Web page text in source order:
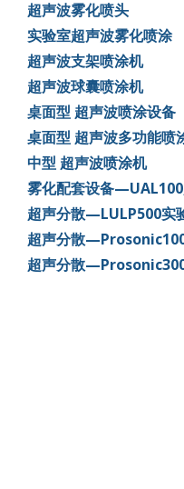
超声波雾化喷头
实验室超声波雾化喷涂
超声波支架喷涂机
超声波球囊喷涂机
桌面型 超声波喷涂设备
桌面型 超声波多功能喷
中型 超声波喷涂机
雾化配套设备
超声分散—LULP500实
超声分散
超声分散